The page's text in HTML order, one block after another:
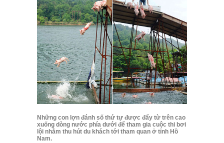
Những con lợn đánh số thứ tự được đẩy từ trên cao
xuống dòng nước phía dưới để tham gia cuộc thi bơi
lội nhằm thu hút du khách tới tham quan ở tỉnh Hồ
Nam.